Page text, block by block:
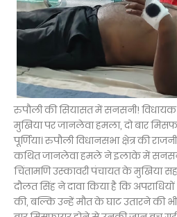
रुपौली की सियासत में सनसनी! विधायक
मुखिया पर जानलेवा हमला, दो बार
पूर्णिया। रुपौली विधानसभा क्षेत्र की
कथित जानलेवा हमले ने इलाके में
चिंतामणि उस्कावरी पंचायत के मुखिया
दौलत सिंह ने दावा किया है कि
की, बल्कि उन्हें मौत के घाट उतारने की